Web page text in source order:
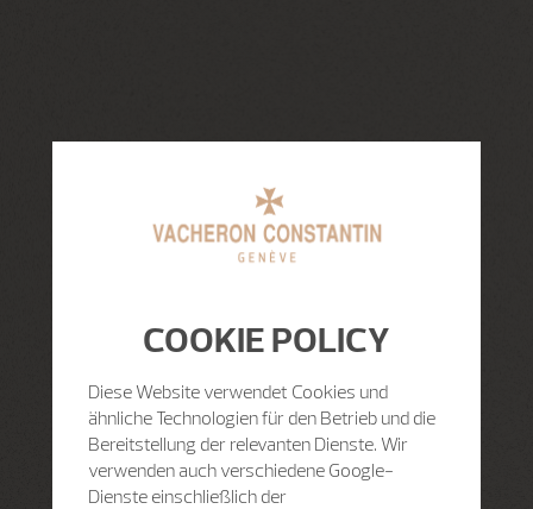
COOKIE POLICY
Diese Website verwendet Cookies und
ähnliche Technologien für den Betrieb und die
Bereitstellung der relevanten Dienste. Wir
verwenden auch verschiedene Google-
Dienste einschließlich der